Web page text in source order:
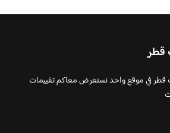
قطر
في موقع واحد نستعرض معاكم تقييمات